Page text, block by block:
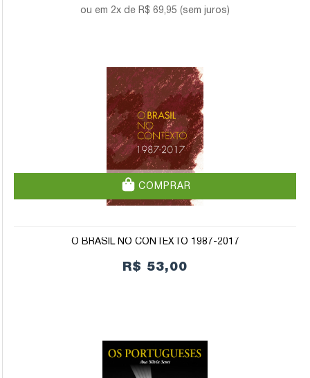
2x de R$ 69,95 (sem juros)
COMPRAR
O BRASIL NO CONTEXTO 1987-2017
R$ 53,00